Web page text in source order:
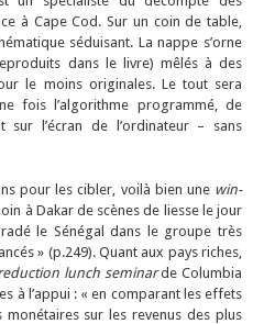
à Cape Cod. Sur un coin de table,
séduisant. La nappe s’orne
dans le livre) mêlés à des
le moins originales. Le tout sera
fois l’algorithme programmé, de
sur l’écran de l’ordinateur – sans
pour les cibler, voilà bien une win-
à Dakar de scènes de liesse le jour
le Sénégal dans le groupe très
» (p.249). Quant aux pays riches,
lunch seminarde Columbia
à l’appui : « en comparant les effets
sur les revenus des plus